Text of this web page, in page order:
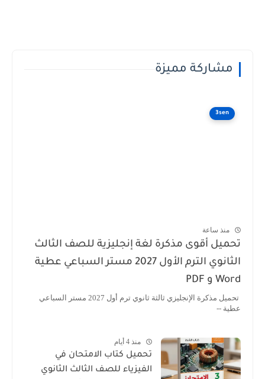
مشاركة مميزة
3sen
منذ ساعة
تحميل أقوى مذكرة لغة إنجليزية للصف الثالث
الثانوي الترم الأول 2027 مستر السباعي عطية
Word و PDF
تحميل مذكرة الإنجليزي ثالثة ثانوي ترم أول 2027 مستر السباعي
عطية --
منذ 4 أيام
تحميل كتاب الامتحان في
الفيزياء للصف الثالث الثانوي